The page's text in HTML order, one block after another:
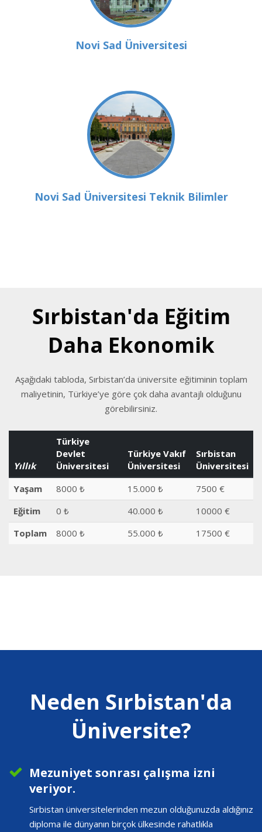
Novi Sad Üniversitesi
Novi Sad Üniversitesi Teknik Bilimler
Sırbistan'da Eğitim
Daha Ekonomik
Aşağıdaki tabloda, Sırbistan’da üniversite eğitiminin toplam
maliyetinin, Türkiye’ye göre çok daha avantajlı olduğunu
görebilirsiniz.
Yıllık
Türkiye
Devlet
Üniversitesi
Türkiye Vakıf
Üniversitesi
Sırbistan
Üniversitesi
Yaşam
8000 ₺ 15.000 ₺
7500 €
Eğitim
0 ₺ 40.000 ₺
10000 €
Toplam
8000 ₺ 55.000 ₺ 17500 €
Neden Sırbistan'da
Üniversite?
Mezuniyet sonrası çalışma izni
veriyor.
Sırbistan üniversitelerinden mezun olduğunuzda aldığınız
diploma ile dünyanın birçok ülkesinde rahatlıkla